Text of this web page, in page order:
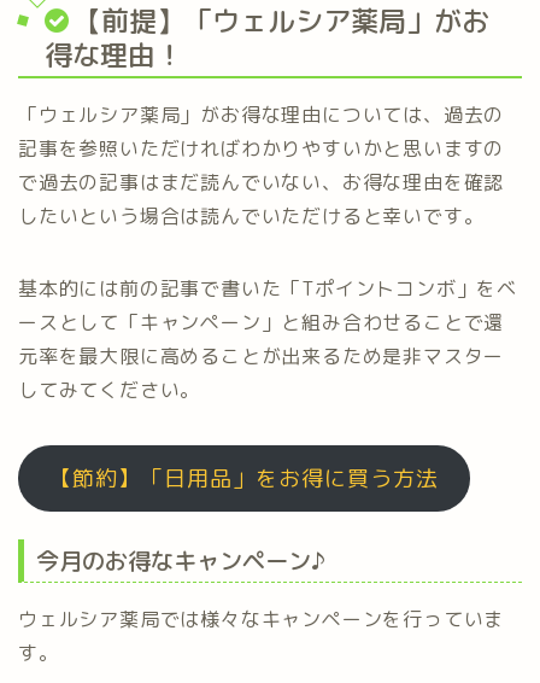
【前提】「ウェルシア薬局」がお
得な理由！
「ウェルシア薬局」がお得な理由については、過去の
記事を参照いただければわかりやすいかと思いますの
で過去の記事はまだ読んでいない、お得な理由を確認
したいという場合は読んでいただけると幸いです。
基本的には前の記事で書いた「Tポイントコンボ」をベ
ースとして「キャンペーン」と組み合わせることで還
元率を最大限に高めることが出来るため是非マスター
してみてください。
【節約】「日用品」をお得に買う方法
今月のお得なキャンペーン♪
ウェルシア薬局では様々なキャンペーンを行っていま
す。